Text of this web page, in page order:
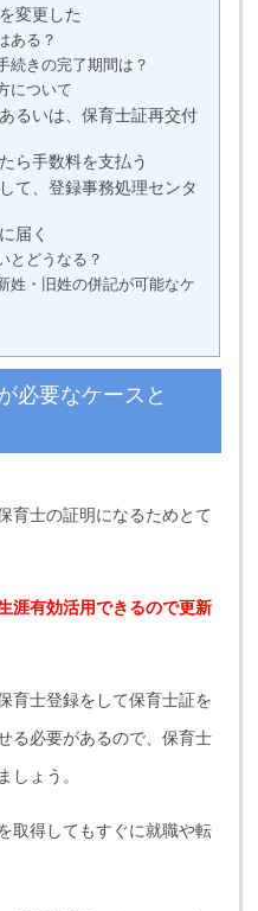
変更した
ある？
続きの完了期間は？
について
るいは、保育士証再交付
ら手数料を支払う
て、登録事務処理センタ
届く
とどうなる？
姓・旧姓の併記が可能なケ
必要なケースと
育士の証明になるためとて
涯有効活用できるので更新
育士登録をして保育士証を
る必要があるので、保育士
しょう。
取得してもすぐに就職や転